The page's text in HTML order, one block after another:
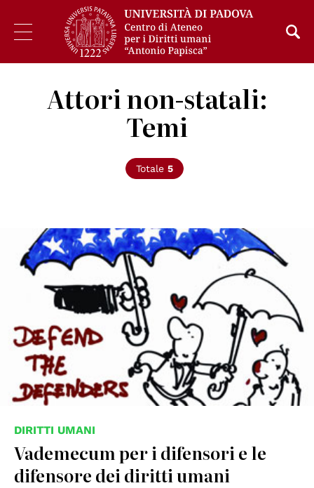
Attori non-statali:
Temi
Totale 5
© EIDHR
DIRITTI UMANI
Vademecum per i difensori e le
difensore dei diritti umani